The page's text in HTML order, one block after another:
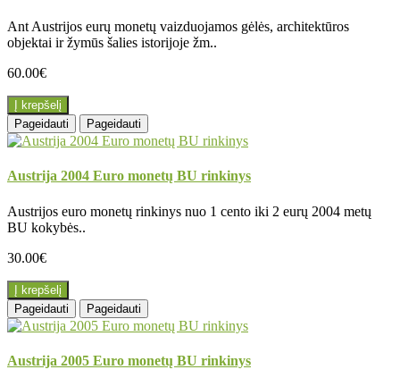
Ant Austrijos eurų monetų vaizduojamos gėlės, architektūros
objektai ir žymūs šalies istorijoje žm..
60.00€
Į krepšelį
Pageidauti
Pageidauti
Austrija 2004 Euro monetų BU rinkinys
Austrijos euro monetų rinkinys nuo 1 cento iki 2 eurų 2004 metų
BU kokybės..
30.00€
Į krepšelį
Pageidauti
Pageidauti
Austrija 2005 Euro monetų BU rinkinys